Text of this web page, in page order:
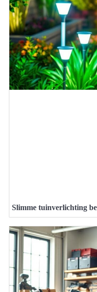
Slimme tuinverlichting